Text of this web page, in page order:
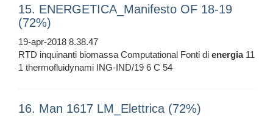
15. ENERGETICA_Manifesto OF 18-19
(72%)
19-apr-2018 8.38.47
RTD inquinanti biomassa Computational Fonti di energia11
1 thermofluidynami ING-IND/19 6 C 54
16. Man 1617 LM_Elettrica (72%)